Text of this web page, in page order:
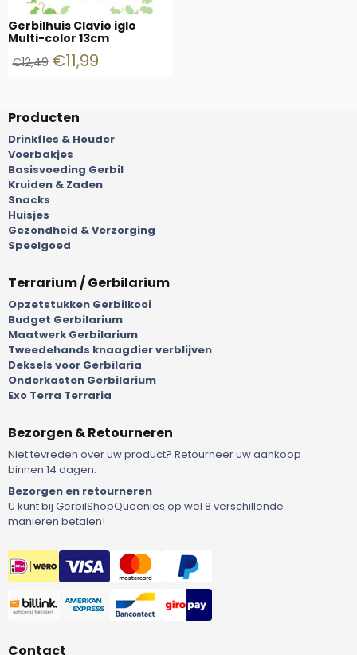
Gerbilhuis Clavio iglo
Multi-color 13cm
€12,49 €11,99
Producten
Drinkfles & Houder
Voerbakjes
Basisvoeding Gerbil
Kruiden & Zaden
Snacks
Huisjes
Gezondheid & Verzorging
Speelgoed
Terrarium / Gerbilarium
Opzetstukken Gerbilkooi
Budget Gerbilarium
Maatwerk Gerbilarium
Tweedehands knaagdier verblijven
Deksels voor Gerbilaria
Onderkasten Gerbilarium
Exo Terra Terraria
Bezorgen & Retourneren
Niet tevreden over uw product? Retourneer uw aankoop
binnen 14 dagen.
Bezorgen en retourneren
U kunt bij GerbilShopQueenies op wel 8 verschillende
manieren betalen!
Contact